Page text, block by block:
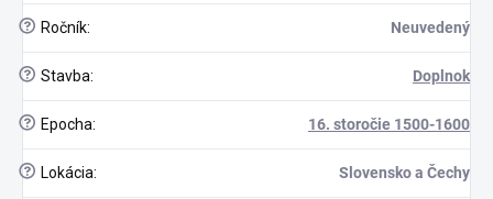
? Ročník: Neuvedený
? Stavba: Doplnok
? Epocha: 16. storočie 1500-1600
? Lokácia: Slovensko a Čechy